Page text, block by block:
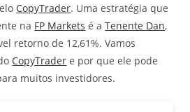
CopyTrader. Uma estratégia que
na FP Markets é aTenente Dan,
retorno de 12,61%. Vamos
CopyTrader e por que ele pode
muitos investidores.